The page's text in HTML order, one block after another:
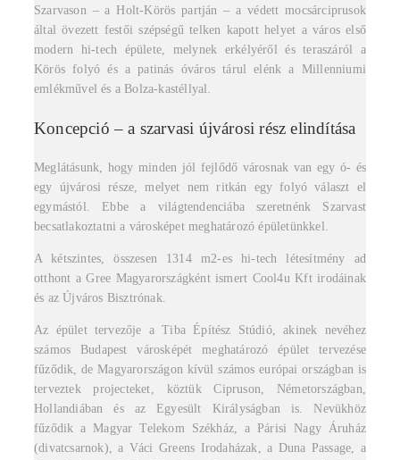
Szarvason – a Holt-Körös partján – a védett mocsárciprusok
által övezett festői szépségű telken kapott helyet a város első
modern hi-tech épülete, melynek erkélyéről és teraszáról a
Körös folyó és a patinás óváros tárul elénk a Millenniumi
emlékművel és a Bolza-kastéllyal.
Koncepció – a szarvasi újvárosi rész elindítása
Meglátásunk, hogy minden jól fejlődő városnak van egy ó- és
egy újvárosi része, melyet nem ritkán egy folyó választ el
egymástól. Ebbe a világtendenciába szeretnénk Szarvast
becsatlakoztatni a városképet meghatározó épületünkkel.
A kétszintes, összesen 1314 m2-es hi-tech létesítmény ad
otthont a Gree Magyarországként ismert Cool4u Kft irodáinak
és az Újváros Bisztrónak.
Az épület tervezője a Tiba Építész Stúdió, akinek nevéhez
számos Budapest városképét meghatározó épület tervezése
fűződik, de Magyarországon kívül számos európai országban is
terveztek projecteket, köztük Cipruson, Németországban,
Hollandiában és az Egyesült Királyságban is. Nevükhöz
fűződik a Magyar Telekom Székház, a Párisi Nagy Áruház
(divatcsarnok), a Váci Greens Irodaházak, a Duna Passage, a